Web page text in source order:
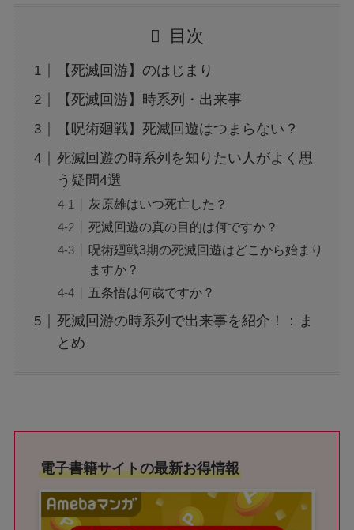
目次
【死滅回游】のはじまり
【死滅回游】時系列・出来事
【呪術廻戦】死滅回遊はつまらない？
死滅回遊の時系列を知りたい人がよく思
う疑問4選
灰原雄はいつ死亡した？
死滅回遊の真の目的は何ですか？
呪術廻戦3期の死滅回遊はどこから始まり
ますか？
五条悟は何歳ですか？
死滅回游の時系列で出来事を紹介！：ま
とめ
電子書籍サイトの最新お得情報